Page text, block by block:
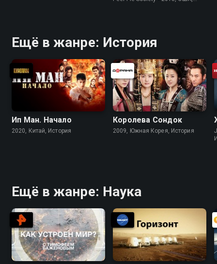
Ещё в жанре: История
Ип Ман. Начало
2020, Китай, История
Королева Сондок
2009, Южная Корея, История
Ещё в жанре: Наука